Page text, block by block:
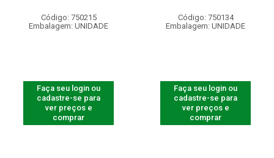
Código: 750215
Embalagem: UNIDADE
Faça seu login ou
cadastre-se para
ver preços e
comprar
Código: 750134
Embalagem: UNIDADE
Faça seu login ou
cadastre-se para
ver preços e
comprar